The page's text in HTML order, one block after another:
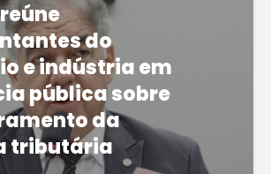
do
e indústria em
pública sobre
da
tributária